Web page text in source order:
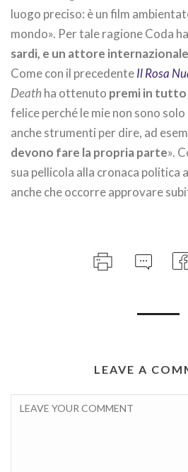
luogo preciso: è un film
mondo». Per tale ragione Coda
sardi, e un attore
Come con il precedenteIl Rosa
Death ha ottenuto premi in tutto
felice perché le mie non sono solo
anche strumenti per dire, ad
devono fare la propria parte».
sua pellicola alla cronaca
anche che occorre approvare
LEAVE A